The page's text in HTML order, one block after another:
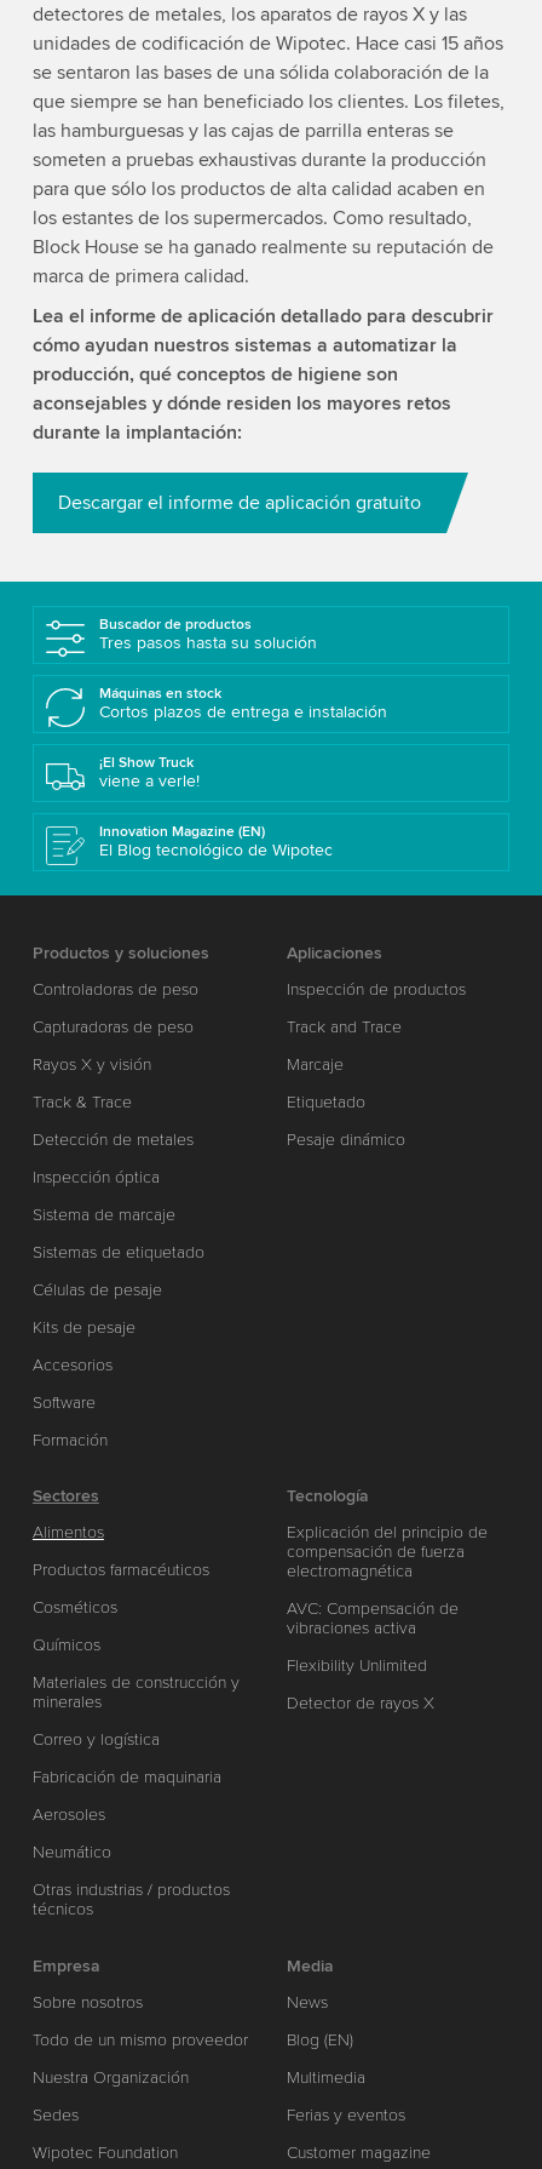
detectores de metales, los aparatos de rayos X y las
unidades de codificación de Wipotec. Hace casi 15 años
se sentaron las bases de una sólida colaboración de la
que siempre se han beneficiado los clientes. Los filetes,
las hamburguesas y las cajas de parrilla enteras se
someten a pruebas exhaustivas durante la producción
para que sólo los productos de alta calidad acaben en
los estantes de los supermercados. Como resultado,
Block House se ha ganado realmente su reputación de
marca de primera calidad.
Lea el informe de aplicación detallado para descubrir
cómo ayudan nuestros sistemas a automatizar la
producción, qué conceptos de higiene son
aconsejables y dónde residen los mayores retos
durante la implantación:
Descargar el informe de aplicación gratuito
Buscador de productos
Tres pasos hasta su solución
Máquinas en stock
Cortos plazos de entrega e instalación
¡El Show Truck
viene a verle!
Innovation Magazine (EN)
El Blog tecnológico de Wipotec
Productos y soluciones
Controladoras de peso
Capturadoras de peso
Rayos X y visión
Track & Trace
Detección de metales
Inspección óptica
Sistema de marcaje
Sistemas de etiquetado
Células de pesaje
Kits de pesaje
Accesorios
Software
Formación
Aplicaciones
Inspección de productos
Track and Trace
Marcaje
Etiquetado
Pesaje dinámico
Sectores
Alimentos
Productos farmacéuticos
Cosméticos
Químicos
Materiales de construcción y
minerales
Correo y logística
Fabricación de maquinaria
Aerosoles
Neumático
Otras industrias / productos
técnicos
Tecnología
Explicación del principio de
compensación de fuerza
electromagnética
AVC: Compensación de
vibraciones activa
Flexibility Unlimited
Detector de rayos X
Empresa
Sobre nosotros
Todo de un mismo proveedor
Nuestra Organización
Sedes
Wipotec Foundation
Media
News
Blog (EN)
Multimedia
Ferias y eventos
Customer magazine